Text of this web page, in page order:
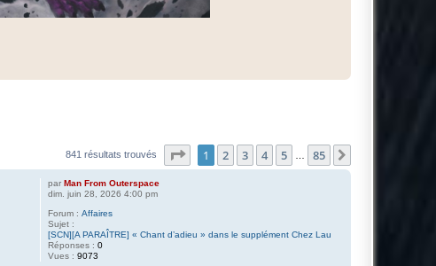
841 résultats trouvés Page sur85
1 2 3 4 5 85
parMan From Outerspace
dim. juin 28, 2026 4:00 pm
Forum :Affaires
Sujet :
[SCN][A PARAÎTRE] « Chant d’adieu » dans le supplément Chez Lau
Réponses :0
Vues :9073